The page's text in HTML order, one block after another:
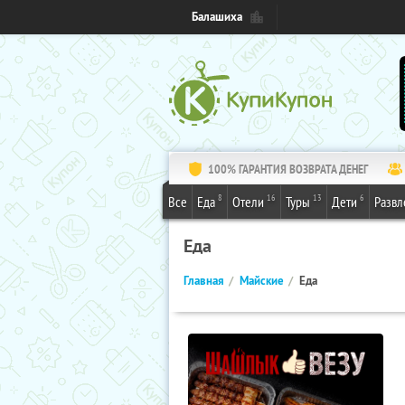
Балашиха
100% ГАРАНТИЯ ВОЗВРАТА ДЕНЕГ
Все Еда 8 Отели 16 Туры 13 Дети 6
Еда
Главная Майские Еда